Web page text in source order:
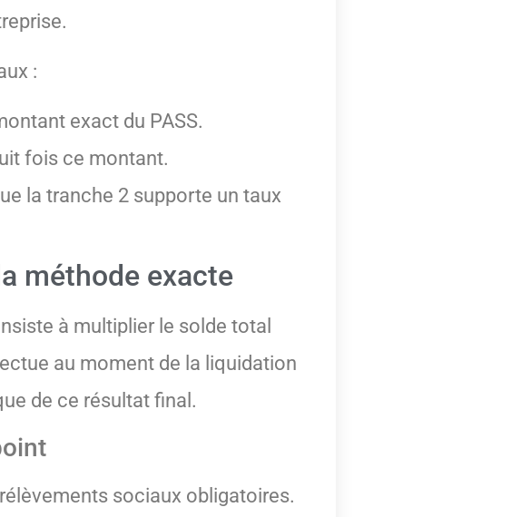
:
exact du PASS.
fois ce montant.
la tranche 2 supporte un taux
méthode exacte
à multiplier le solde total
au moment de la liquidation
de ce résultat final.
sociaux obligatoires.